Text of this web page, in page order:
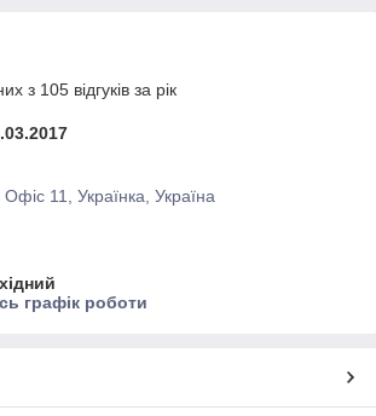
з 105 відгуків за рік
Офіс 11, Українка, Україна
графік роботи